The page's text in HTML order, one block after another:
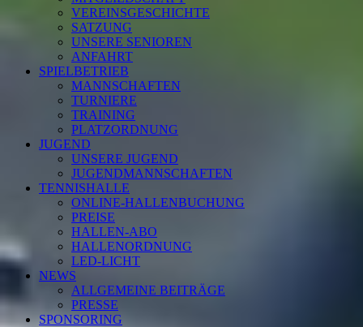
VEREINSGESCHICHTE
SATZUNG
UNSERE SENIOREN
ANFAHRT
SPIELBETRIEB
MANNSCHAFTEN
TURNIERE
TRAINING
PLATZORDNUNG
JUGEND
UNSERE JUGEND
JUGENDMANNSCHAFTEN
TENNISHALLE
ONLINE-HALLENBUCHUNG
PREISE
HALLEN-ABO
HALLENORDNUNG
LED-LICHT
NEWS
ALLGEMEINE BEITRÄGE
PRESSE
SPONSORING